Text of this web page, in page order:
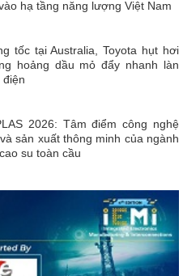
hạ tầng năng lượng Việt Nam
tốc tại Australia, Toyota hụt hơi
hoảng dầu mỏ đẩy nhanh làn
điện
2026: Tâm điểm công nghệ
sản xuất thông minh của ngành
su toàn cầu